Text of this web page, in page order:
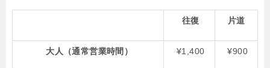
往復 片道
大人（通常営業時間） ¥1,400 ¥900